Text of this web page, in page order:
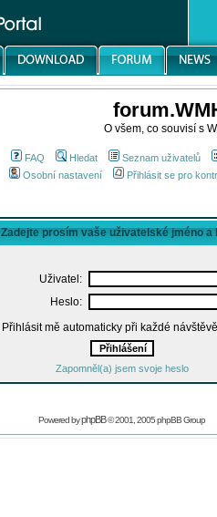
O všem, co souvisí s
FAQ Hledat Seznam uživatelů
Osobní nastavení
Přihlásit se pro
Zadejte prosím vaše uživatelské jméno a
Uživatel:
Heslo:
Přihlásit mě automaticky při každé
Zapomněl(a) jsem svoje heslo
Powered byphpBB© 2001, 2005 phpBB Group